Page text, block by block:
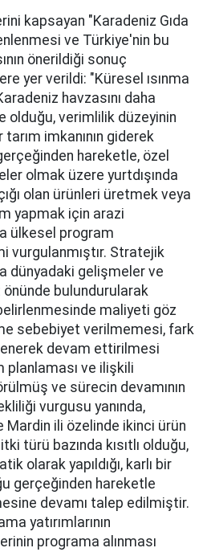
kapsayan "Karadeniz Gıda
ve Türkiye'nin bu
önerildiği sonuç
yer verildi: "Küresel ısınma
havzasını daha
olduğu, verimlilik düzeyinin
imkanının giderek
hareketle, özel
olmak üzere yurtdışında
olan ürünleri üretmek veya
yapmak için arazi
ülkesel program
vurgulanmıştır. Stratejik
dünyadaki gelişmeler ve
önünde bulundurularak
maliyeti göz
sebebiyet verilmemesi, fark
devam ettirilmesi
ve ilişkili
ve sürecin devamının
vurgusu yanında,
Mardin ili özelinde ikinci ürün
türü bazında kısıtlı olduğu,
olarak yapıldığı, karlı bir
gerçeğinden hareketle
devamı talep edilmiştir.
yatırımlarının
programa alınması